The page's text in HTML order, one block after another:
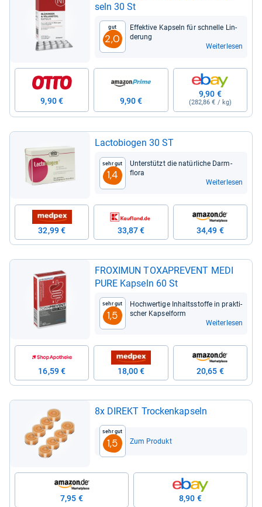
seln 30 St
Gut
2,0
Effek­tive Kap­seln für schnelle Lin­
de­rung
Weiterlesen
9,90 € 9,90 €
9,90 €
(282,86 € / kg)
Lac­to­bio­gen 30 ST
Sehr gut
1,4
Unter­stützt die natür­li­che Darm­
flora
Weiterlesen
32,99 € 33,87 € 34,49 €
FRO­XI­MUN TOXA­PRE­VENT MEDI
PURE Kap­seln 60 St
Sehr gut
1,5
Hoch­wer­tige Inhaltss­toffe in prak­ti­
scher Kap­sel­form
Weiterlesen
16,59 € 18,00 € 20,65 €
8x DIREKT Tro­cken­kap­seln
Sehr gut
1,5 Zum Produkt
7,95 € 8,90 €